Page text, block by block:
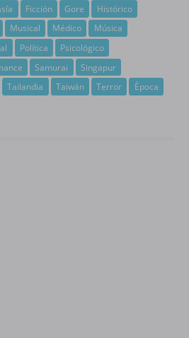
Ficción Gore
Histórico
Musical Médico
Música
Política
Psicológico
Samurai
Singapur
Tailandia Taiwán Terror Época